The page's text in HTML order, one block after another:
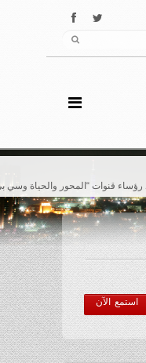
“المحور والحياة وسي بي سي”